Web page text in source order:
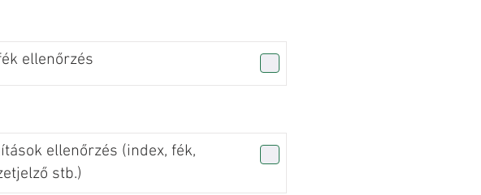
ellenőrzés
ellenőrzés (index, fék,
stb.)